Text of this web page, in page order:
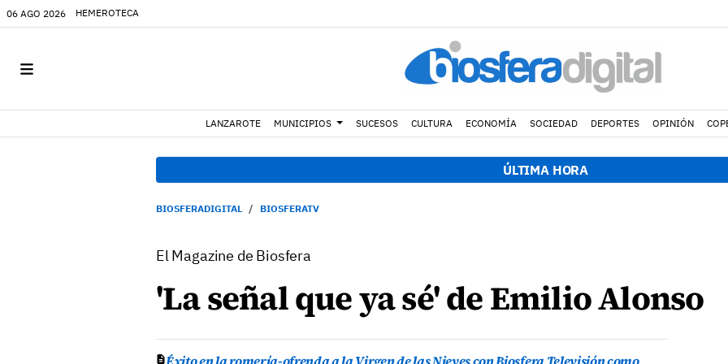
06 AGO 2026 HEMEROTECA
LANZAROTE MUNICIPIOS SUCESOS CULTURA ECONOMÍA SOCIEDAD DEPORTES OPINIÓN
ÚLTIMA HORA
BIOSFERADIGITAL BIOSFERATV
El Magazine de Biosfera
'La señal que ya sé' de Emilio Alonso